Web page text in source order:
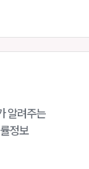
알려주는
정보